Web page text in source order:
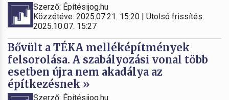
Szerző: Építésijog.hu
Közzétéve: 2025.07.21. 15:20 | Utolsó frissítés:
2025.10.07. 15:27
Bővült a TÉKA melléképítmények
felsorolása. A szabályozási vonal több
esetben újra nem akadálya az
építkezésnek »
Szerző: Építésijog.hu